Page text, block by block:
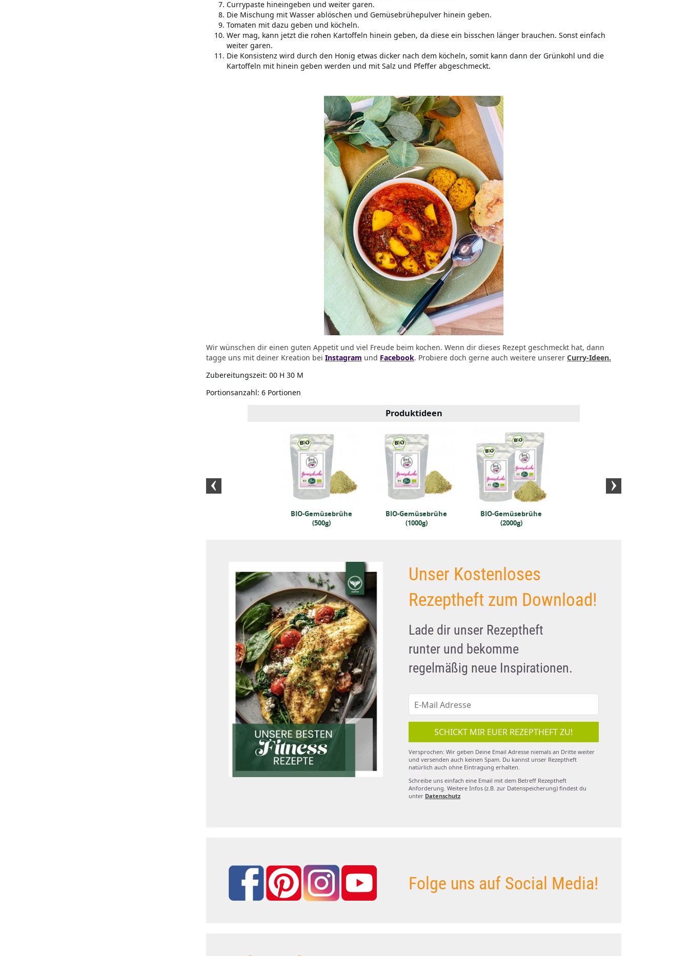
Currypaste hineingeben und weiter garen.
Die Mischung mit Wasser ablöschen und Gemüsebrühepulver hinein geben.
Tomaten mit dazu geben und köcheln.
Wer mag, kann jetzt die rohen Kartoffeln hinein geben, da diese ein bisschen länger brauchen. Sonst einfach
weiter garen.
Die Konsistenz wird durch den Honig etwas dicker nach dem köcheln, somit kann dann der Grünkohl und die
Kartoffeln mit hinein geben werden und mit Salz und Pfeffer abgeschmeckt.
Wir wünschen dir einen guten Appetit und viel Freude beim kochen. Wenn dir dieses Rezept geschmeckt hat, dann
tagge uns mit deiner Kreation bei Instagram und Facebook. Probiere doch gerne auch weitere unserer Curry-Ideen.
Zubereitungszeit: 00 H 30 M
Portionsanzahl: 6 Portionen
Produktideen
BIO-Gemüsebrühe
(500g)
BIO-Gemüsebrühe
(1000g)
BIO-Gemüsebrühe
(2000g)
Unser Kostenloses
Rezeptheft zum Download!
Lade dir unser Rezeptheft
runter und bekomme
regelmäßig neue Inspirationen.
SCHICKT MIR EUER REZEPTHEFT ZU!
Versprochen: Wir geben Deine Email Adresse niemals an Dritte weiter
und versenden auch keinen Spam. Du kannst unser Rezeptheft
natürlich auch ohne Eintragung erhalten.
Schreibe uns einfach eine Email mit dem Betreff Rezeptheft
Anforderung. Weitere Infos (z.B. zur Datenspeicherung) findest du
unter Datenschutz
Folge uns auf Social Media!